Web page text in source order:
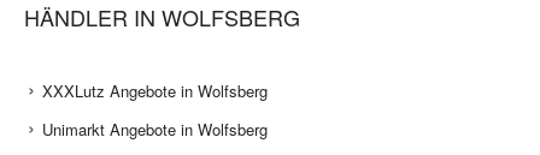
HÄNDLER IN WOLFSBERG
XXXLutz Angebote in Wolfsberg
Unimarkt Angebote in Wolfsberg